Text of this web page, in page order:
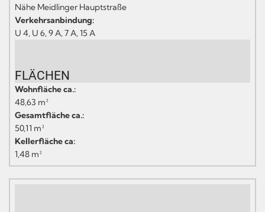
Nähe Meidlinger Hauptstraße
Verkehrsanbindung:
U 4, U 6, 9 A, 7 A, 15 A
FLÄCHEN
Wohnfläche ca.:
48,63 m²
Gesamtfläche ca.:
50,11 m²
Kellerfläche ca:
1,48 m²